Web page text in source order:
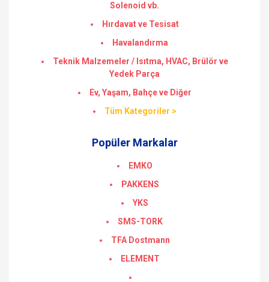
Solenoid vb.
Hırdavat ve Tesisat
Havalandırma
Teknik Malzemeler / Isıtma, HVAC, Brülör ve
Yedek Parça
Ev, Yaşam, Bahçe ve Diğer
Tüm Kategoriler >
Popüler Markalar
EMKO
PAKKENS
YKS
SMS-TORK
TFA Dostmann
ELEMENT